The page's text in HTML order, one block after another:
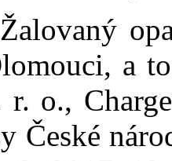
Žalovaný
a
r. o.,
České